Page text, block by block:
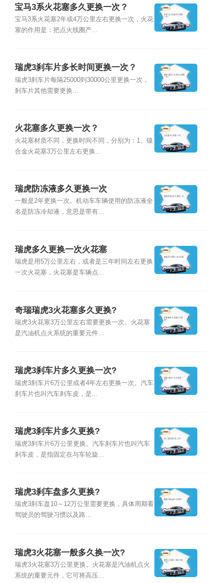
宝马3系火花塞多久更换一次？
宝马3系火花塞2年或4万公里左右更换一次，火花
塞的作用是：把点火线圈产...
瑞虎3刹车片多长时间更换一次？
瑞虎3刹车片每隔25000到30000公里更换一次，
刹车片其他需要更换...
火花塞多久更换一次？
火花塞材质不同，更换时间不同，分别为：1、镍
合金火花塞3万公里左右更换...
瑞虎防冻液多久更换一次
一般是2年更换一次。机动车车辆使用的防冻液全
名是防冻冷却液，意思是带有...
瑞虎多久更换一次火花塞
瑞虎是用5万公里左右，或者是三年时间左右更换
一次火花塞，火花塞是车辆点...
奇瑞瑞虎3火花塞多久更换?
瑞虎3火花塞3万公里左右需要更换一次。火花塞
是汽油机点火系统的重要元件...
瑞虎3刹车片多久更换一次?
瑞虎3刹车片6万公里或者4年左右更换一次。汽车
刹车片也叫汽车刹车皮，是...
瑞虎3刹车片多久更换?
瑞虎3刹车片6万公里更换。汽车刹车片也叫汽车
刹车皮，是指固定在与车轮旋...
瑞虎3刹车盘多久更换?
瑞虎3刹车盘10～12万公里需要更换，具体周期看
驾驶员的驾驶习惯以及路...
瑞虎3火花塞一般多久换一次?
瑞虎3火花塞3万公里更换。火花塞是汽油机点火
系统的重要元件，它可将高压...